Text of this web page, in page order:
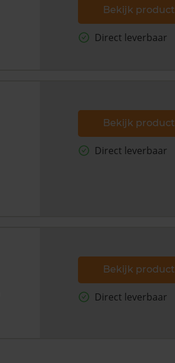
Bekijk product
Direct leverbaar
Bekijk product
Direct leverbaar
Bekijk product
Direct leverbaar